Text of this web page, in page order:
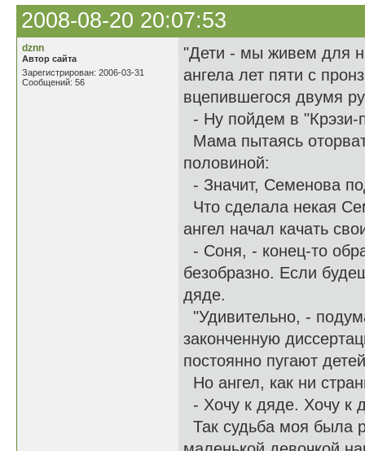
2008-08-20 20:07:53
dznn
Автор сайта
Зарегистрирован: 2006-03-31
Сообщений: 56
"Дети - мы живем для
ангела лет пяти с
вцепившегося двумя
- Ну пойдем в
Мама пытаясь
половиной:
- Значит, Семенова
Что сделала некая
ангел начал качать
- Соня, - конец-то
безобразно. Если
дяде.
"Удивительно, -
законченную
постоянно пугают
Но ангел, как ни
- Хочу к дяде. Хочу к
Так судьба моя была